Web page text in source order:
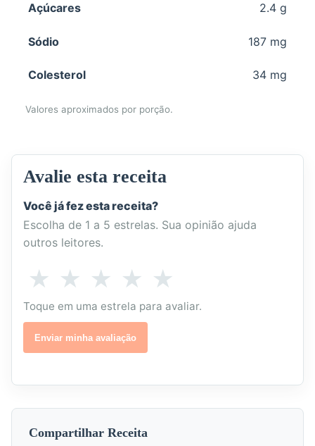
Açúcares 2.4 g
Sódio 187 mg
Colesterol 34 mg
Valores aproximados por porção.
Avalie esta receita
Você já fez esta receita?
Escolha de 1 a 5 estrelas. Sua opinião ajuda
outros leitores.
Como
você
avalia
esta
receita?
★
1
estrela
-
Não
gostei
★
2
estrelas
-
Poderia
melhorar
★
3
estrelas
-
Boa
★
4
estrelas
-
Muito
boa
★
5
estrelas
Toque em uma estrela para avaliar.
Enviar minha avaliação
Compartilhar Receita